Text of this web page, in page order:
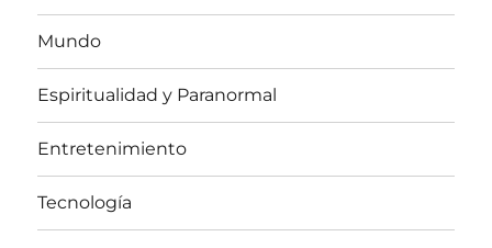
Mundo
Espiritualidad y Paranormal
Entretenimiento
Tecnología